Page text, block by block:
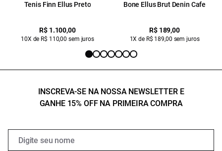
Tenis Finn Ellus Preto
R$ 1.100,00
10X de R$ 110,00 sem juros
Bone Ellus Brut Denin Cafe
R$ 189,00
1X de R$ 189,00 sem juros
INSCREVA-SE NA NOSSA NEWSLETTER E
GANHE 15% OFF NA PRIMEIRA COMPRA